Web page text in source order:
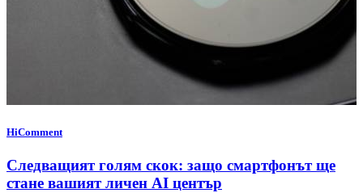
HiComment
Следващият голям скок: защо смартфонът ще
стане вашият личен AI център